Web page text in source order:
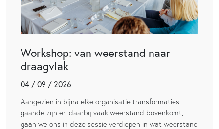
Workshop: van weerstand naar
draagvlak
04 / 09 / 2026
Aangezien in bijna elke organisatie transformaties
gaande zijn en daarbij vaak weerstand bovenkomt,
gaan we ons in deze sessie verdiepen in wat weerstand